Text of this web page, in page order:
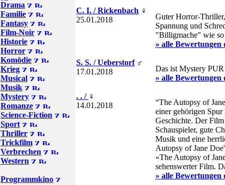
Drama
Familie
Fantasy
Film-Noir
Historie
Horror
Komödie
Krieg
Musical
Musik
Mystery
Romanze
Science-Fiction
Sport
Thriller
Trickfilm
Verbrechen
Western
Programmkino
C. I. / Rickenbach ♀
25.01.2018
Guter Horror-
Spannung und
"Billigmache" wie
» alle Bewertungen
S. S. / Ueberstorf♂
17.01.2018
Das ist Mystery PUR
» alle Bewertungen
. . / ♀
14.01.2018
“The Autopsy of
einer gehörigen
Geschichte. Der
Schauspieler, gute
Musik und eine
Autopsy of Jane
«The Autopsy of
sehenswerter Film.
» alle Bewertungen